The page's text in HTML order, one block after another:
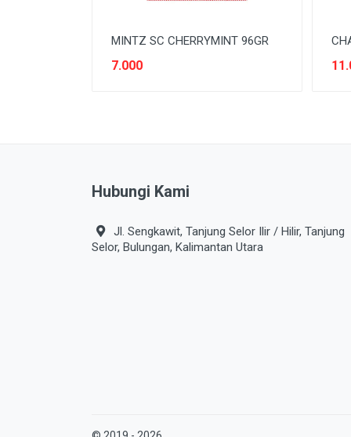
MINTZ SC CHERRYMINT 96GR
7.000
Hubungi Kami
Jl. Sengkawit, Tanjung Selor Ilir / Hilir, Tanjung
Selor, Bulungan, Kalimantan Utara